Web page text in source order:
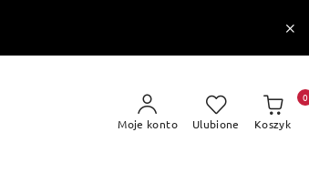
Moje konto Ulubione Koszyk
0